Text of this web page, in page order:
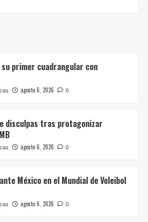
primer cuadrangular con
agosto 6, 2026 0
disculpas tras protagonizar
agosto 6, 2026 0
México en el Mundial de Voleibol
agosto 6, 2026 0